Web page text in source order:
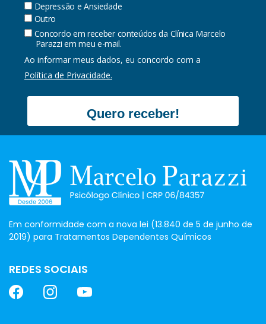
Depressão e Ansiedade
Outro
Concordo em receber conteúdos da Clínica Marcelo
Parazzi em meu e-mail.
Ao informar meus dados, eu concordo com a
Política de Privacidade.
Quero receber!
Em conformidade com a nova lei (13.840 de 5 de junho de
2019) para Tratamentos Dependentes Químicos
REDES SOCIAIS